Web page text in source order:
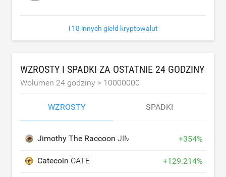
i 18 innych giełd kryptowalut
WZROSTY I SPADKI ZA OSTATNIE 24 GODZINY
Wolumen 24 godziny > 10000000
WZROSTY SPADKI
Jimothy The Raccoon JIMOTHY +354%
Catecoin CATE +129.214%